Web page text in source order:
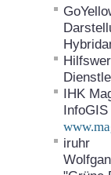
IHK
iruhr